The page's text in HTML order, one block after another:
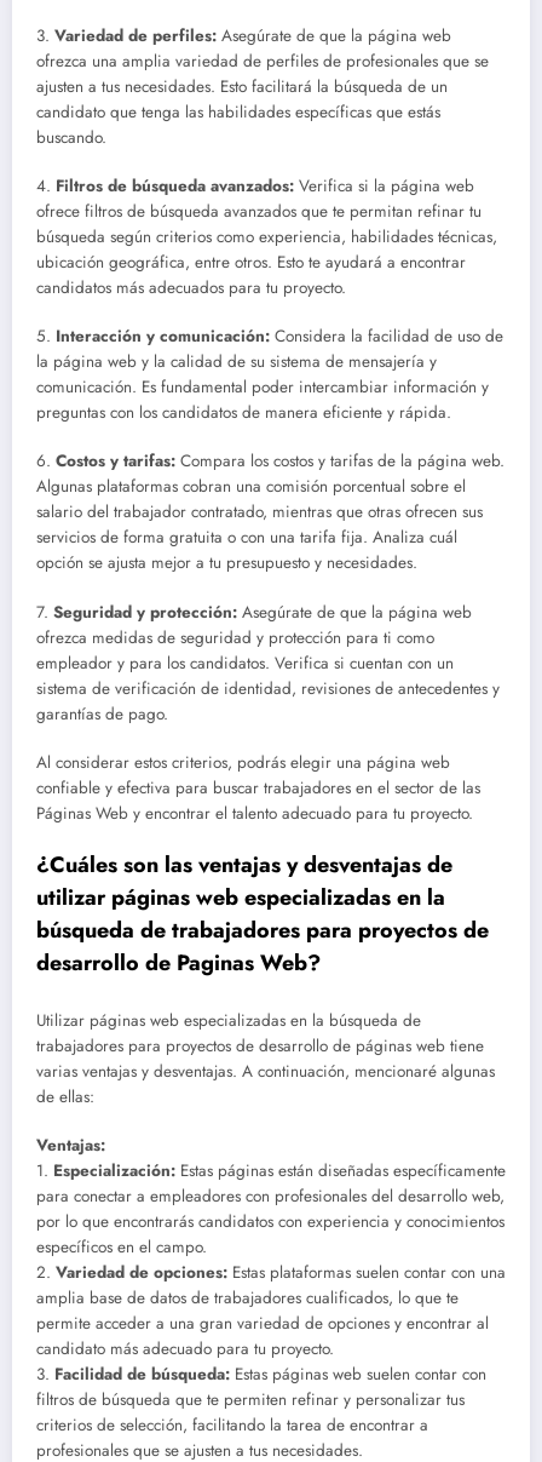
3. Variedad de perfiles: Asegúrate de que la página web
ofrezca una amplia variedad de perfiles de profesionales que se
ajusten a tus necesidades. Esto facilitará la búsqueda de un
candidato que tenga las habilidades específicas que estás
buscando.
4. Filtros de búsqueda avanzados: Verifica si la página web
ofrece filtros de búsqueda avanzados que te permitan refinar tu
búsqueda según criterios como experiencia, habilidades técnicas,
ubicación geográfica, entre otros. Esto te ayudará a encontrar
candidatos más adecuados para tu proyecto.
5. Interacción y comunicación: Considera la facilidad de uso de
la página web y la calidad de su sistema de mensajería y
comunicación. Es fundamental poder intercambiar información y
preguntas con los candidatos de manera eficiente y rápida.
6. Costos y tarifas: Compara los costos y tarifas de la página web.
Algunas plataformas cobran una comisión porcentual sobre el
salario del trabajador contratado, mientras que otras ofrecen sus
servicios de forma gratuita o con una tarifa fija. Analiza cuál
opción se ajusta mejor a tu presupuesto y necesidades.
7. Seguridad y protección: Asegúrate de que la página web
ofrezca medidas de seguridad y protección para ti como
empleador y para los candidatos. Verifica si cuentan con un
sistema de verificación de identidad, revisiones de antecedentes y
garantías de pago.
Al considerar estos criterios, podrás elegir una página web
confiable y efectiva para buscar trabajadores en el sector de las
Páginas Web y encontrar el talento adecuado para tu proyecto.
¿Cuáles son las ventajas y desventajas de
utilizar páginas web especializadas en la
búsqueda de trabajadores para proyectos de
desarrollo de Paginas Web?
Utilizar páginas web especializadas en la búsqueda de
trabajadores para proyectos de desarrollo de páginas web tiene
varias ventajas y desventajas. A continuación, mencionaré algunas
de ellas:
Ventajas:
1. Especialización: Estas páginas están diseñadas específicamente
para conectar a empleadores con profesionales del desarrollo web,
por lo que encontrarás candidatos con experiencia y conocimientos
específicos en el campo.
2. Variedad de opciones: Estas plataformas suelen contar con una
amplia base de datos de trabajadores cualificados, lo que te
permite acceder a una gran variedad de opciones y encontrar al
candidato más adecuado para tu proyecto.
3. Facilidad de búsqueda: Estas páginas web suelen contar con
filtros de búsqueda que te permiten refinar y personalizar tus
criterios de selección, facilitando la tarea de encontrar a
profesionales que se ajusten a tus necesidades.